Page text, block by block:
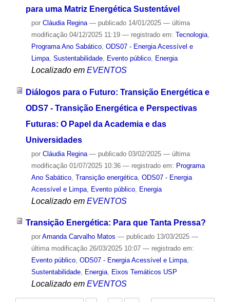
para uma Matriz Energética Sustentável
por Cláudia Regina — publicado14/01/2025 — última
modificação04/12/2025 11:19 — registrado em: Tecnologia,
Programa Ano Sabático, ODS07 - Energia Acessível e
Limpa, Sustentabilidade, Evento público, Energia
Localizado em EVENTOS
Diálogos para o Futuro: Transição Energética e
ODS7 - Transição Energética e Perspectivas
Futuras: O Papel da Academia e das
Universidades
por Cláudia Regina — publicado03/02/2025 — última
modificação01/07/2025 10:36 — registrado em: Programa
Ano Sabático, Transição energética, ODS07 - Energia
Acessível e Limpa, Evento público, Energia
Localizado em EVENTOS
Transição Energética: Para que Tanta Pressa?
por Amanda Carvalho Matos — publicado13/03/2025 —
última modificação26/03/2025 10:07 — registrado em:
Evento público, ODS07 - Energia Acessível e Limpa,
Sustentabilidade, Energia, Eixos Temáticos USP
Localizado em EVENTOS